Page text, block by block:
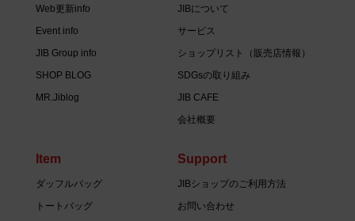
Web更新info
Event info
JIB Group info
SHOP BLOG
MR.Jiblog
JIBについて
サービス
ショップリスト（販売店情報）
SDGsの取り組み
JIB CAFE
会社概要
Item
ダッフルバッグ
トートバッグ
Support
JIBショップのご利用方法
お問い合わせ